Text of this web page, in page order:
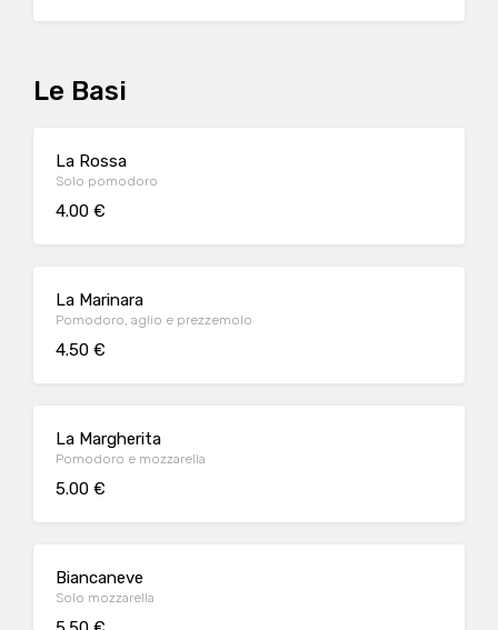
Le Basi
La Rossa
Solo pomodoro
4.00 €
La Marinara
Pomodoro, aglio e prezzemolo
4.50 €
La Margherita
Pomodoro e mozzarella
5.00 €
Biancaneve
Solo mozzarella